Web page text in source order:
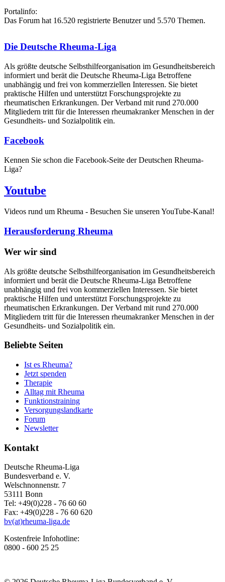
Portalinfo:
Das Forum hat 16.520 registrierte Benutzer und 5.570 Themen.
Die Deutsche Rheuma-Liga
Als größte deutsche Selbsthilfe­organisation im Gesundheitsbereich
informiert und berät die Deutsche Rheuma-Liga Betroffene
unabhängig und frei von kommerziellen Interessen. Sie bietet
praktische Hilfen und unterstützt Forschungsprojekte zu
rheumatischen Erkrankungen. Der Verband mit rund 270.000
Mitgliedern tritt für die Interessen rheumakranker Menschen in der
Gesundheits- und Sozialpolitik ein.
Facebook
Kennen Sie schon die Facebook-Seite der Deutschen Rheuma-
Liga?
Youtube
Videos rund um Rheuma - Besuchen Sie unseren YouTube-Kanal!
Herausforderung Rheuma
Wer wir sind
Als größte deutsche Selbsthilfeorganisation im Gesundheitsbereich
informiert und berät die Deutsche Rheuma-Liga Betroffene
unabhängig und frei von kommerziellen Interessen. Sie bietet
praktische Hilfen und unterstützt Forschungsprojekte zu
rheumatischen Erkrankungen. Der Verband mit rund 270.000
Mitgliedern tritt für die Interessen rheumakranker Menschen in der
Gesundheits- und Sozialpolitik ein.
Beliebte Seiten
Ist es Rheuma?
Jetzt spenden
Therapie
Alltag mit Rheuma
Funktionstraining
Versorgungslandkarte
Forum
Newsletter
Kontakt
Deutsche Rheuma-Liga
Bundesverband e. V.
Welschnonnenstr. 7
53111 Bonn
Tel: +49(0)228 - 76 60 60
Fax: +49(0)228 - 76 60 620
bv(at)rheuma-liga.de
Kostenfreie Infohotline:
0800 - 600 25 25